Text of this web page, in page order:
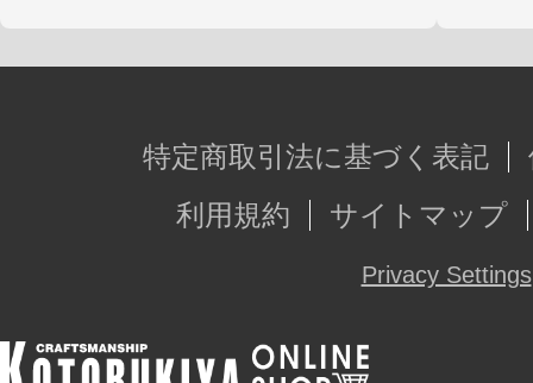
特定商取引法に基づく表記
利用規約
サイトマップ
Privacy Settings